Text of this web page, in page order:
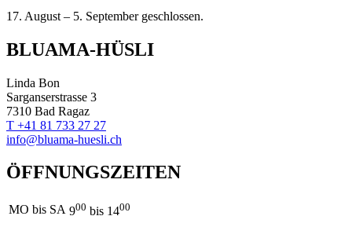
17. August – 5. September geschlossen.
BLUAMA-HÜSLI
Linda Bon
Sarganserstrasse 3
7310 Bad Ragaz
T +41 81 733 27 27
info@bluama-huesli.ch
ÖFFNUNGSZEITEN
MO bis SA 900 bis 1400